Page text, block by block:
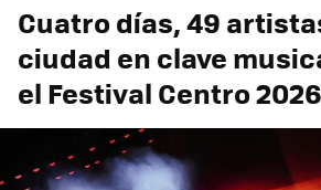
Cuatro días, 49
ciudad en clave
el Festival Centro